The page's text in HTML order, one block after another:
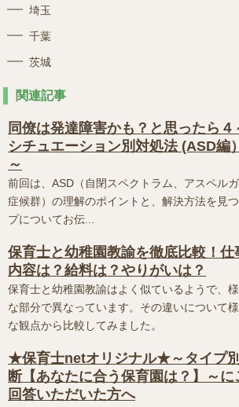
埼玉
千葉
茨城
関連記事
同僚は発達障害かも？と思ったら４
シチュエーション別対処法 (ASD編）
～
前回は、ASD（自閉スペクトラム、アスペル
症候群）の理解のポイントと、解決方法を見
プについてお伝...
保育士と幼稚園教諭を徹底比較！仕
内容は？給料は？やりがいは？
保育士と幼稚園教諭はよく似ているようで、様
な部分で異なっています。その違いについて様
な観点から比較してみました。
★保育士netオリジナル★～タイプ
断【あなたに合う保育園は？】～に
回答いただいた方へ